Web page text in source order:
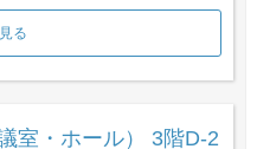
る
室・ホール） 3階D-2